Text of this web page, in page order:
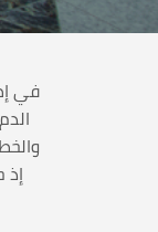
في
إذ